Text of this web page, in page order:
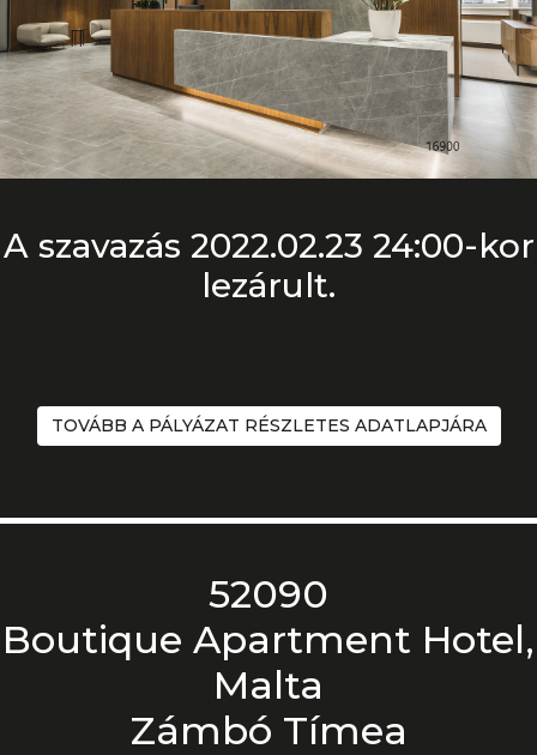
A szavazás 2022.02.23 24:00-kor
lezárult.
TOVÁBB A PÁLYÁZAT RÉSZLETES ADATLAPJÁRA
52090
Boutique Apartment Hotel,
Malta
Zámbó Tímea